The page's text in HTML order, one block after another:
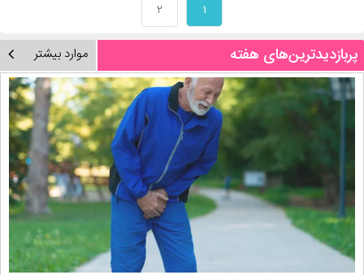
۱ ۲
پربازدیدترین‌های هفته موارد بیشتر